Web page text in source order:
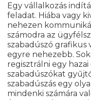
Egy vállalkozás
feladat. Hiába vagy
nehezen
számodra az
szabadúszó grafikus
egyre nehezebb.
regisztrálni egy
szabadúszókat
szabadúszás egy
mindenki számára